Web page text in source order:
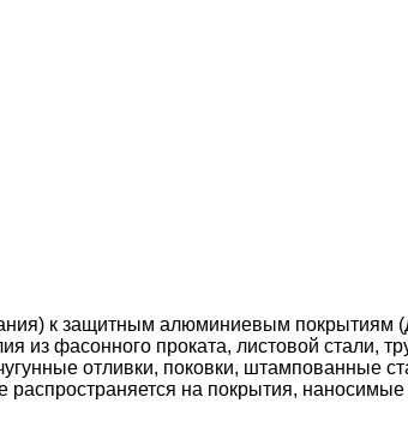
к защитным алюминиевым покрытиям
из фасонного проката, листовой стали,
отливки, поковки, штампованные
на покрытия,